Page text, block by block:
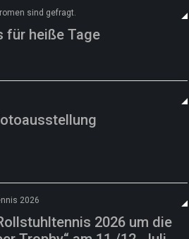
für heiße Tage
2026 um die